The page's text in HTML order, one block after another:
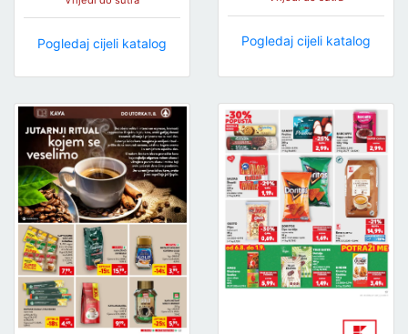
Pogledaj cijeli katalog Pogledaj cijeli katalog